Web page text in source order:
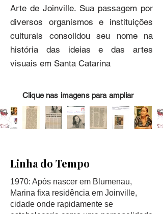
Arte de Joinville. Sua passagem por
diversos organismos e instituições
culturais consolidou seu nome na
história das ideias e das artes
visuais em Santa Catarina
Clique nas imagens para ampliar
Linha do Tempo
1970: Após nascer em Blumenau,
Marina fixa residência em Joinville,
cidade onde rapidamente se